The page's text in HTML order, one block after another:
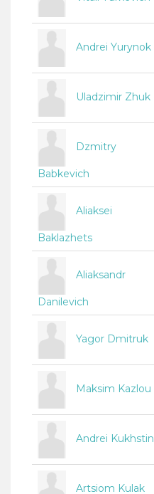
Andrei Yurynok
Uladzimir Zhuk
Dzmitry
Babkevich
Aliaksei
Baklazhets
Aliaksandr
Danilevich
Yagor Dmitruk
Maksim Kazlou
Andrei Kukhstin
Artsiom Kulak